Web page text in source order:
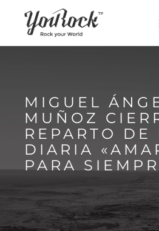
MIGUEL
MUÑOZ
REPARTO DE
DIARIA
PARA